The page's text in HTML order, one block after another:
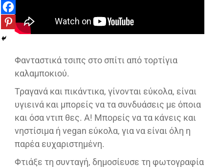
Φανταστικά τσιπς στο σπίτι από τορτίγια
καλαμποκιού.
Τραγανά και πικάντικα, γίνονται εύκολα, είναι
υγιεινά και μπορείς να τα συνδυάσεις με όποια
και όσα ντιπ θες. Α! Μπορείς να τα κάνεις και
νηστίσιμα ή vegan εύκολα, για να είναι όλη η
παρέα ευχαριστημένη.
Φτιάξε τη συνταγή, δημοσίευσε τη φωτογραφία